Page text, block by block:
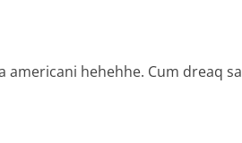
americani hehehhe. Cum dreaq sa